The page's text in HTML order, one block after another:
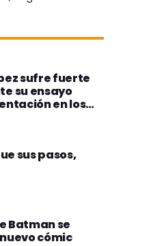
sufre fuerte
su ensayo
en los
sus pasos,
Batman se
cómic